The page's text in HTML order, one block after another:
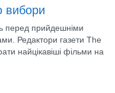
вибори
перед прийдешніми
Редактори газети The
найцікавіші фільми на